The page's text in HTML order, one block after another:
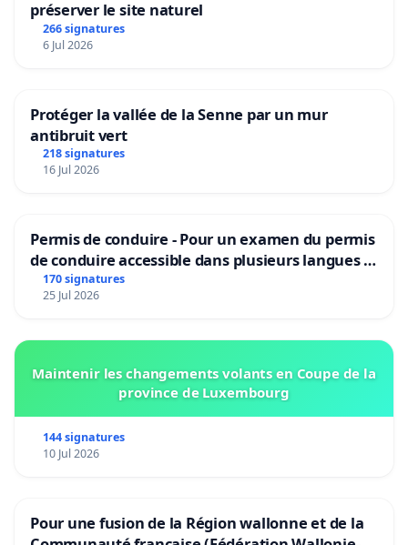
préserver le site naturel
266 signatures
6 Jul 2026
Protéger la vallée de la Senne par un mur
antibruit vert
218 signatures
16 Jul 2026
Permis de conduire - Pour un examen du permis
de conduire accessible dans plusieurs langues à
Bruxelles
170 signatures
25 Jul 2026
Maintenir les changements volants en Coupe de la
province de Luxembourg
144 signatures
10 Jul 2026
Pour une fusion de la Région wallonne et de la